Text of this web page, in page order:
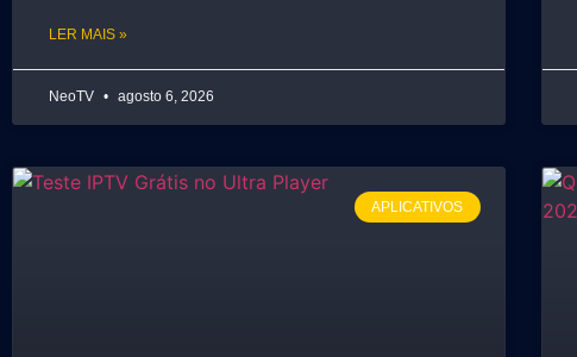
LER MAIS »
NeoTV agosto 6, 2026
APLICATIVOS